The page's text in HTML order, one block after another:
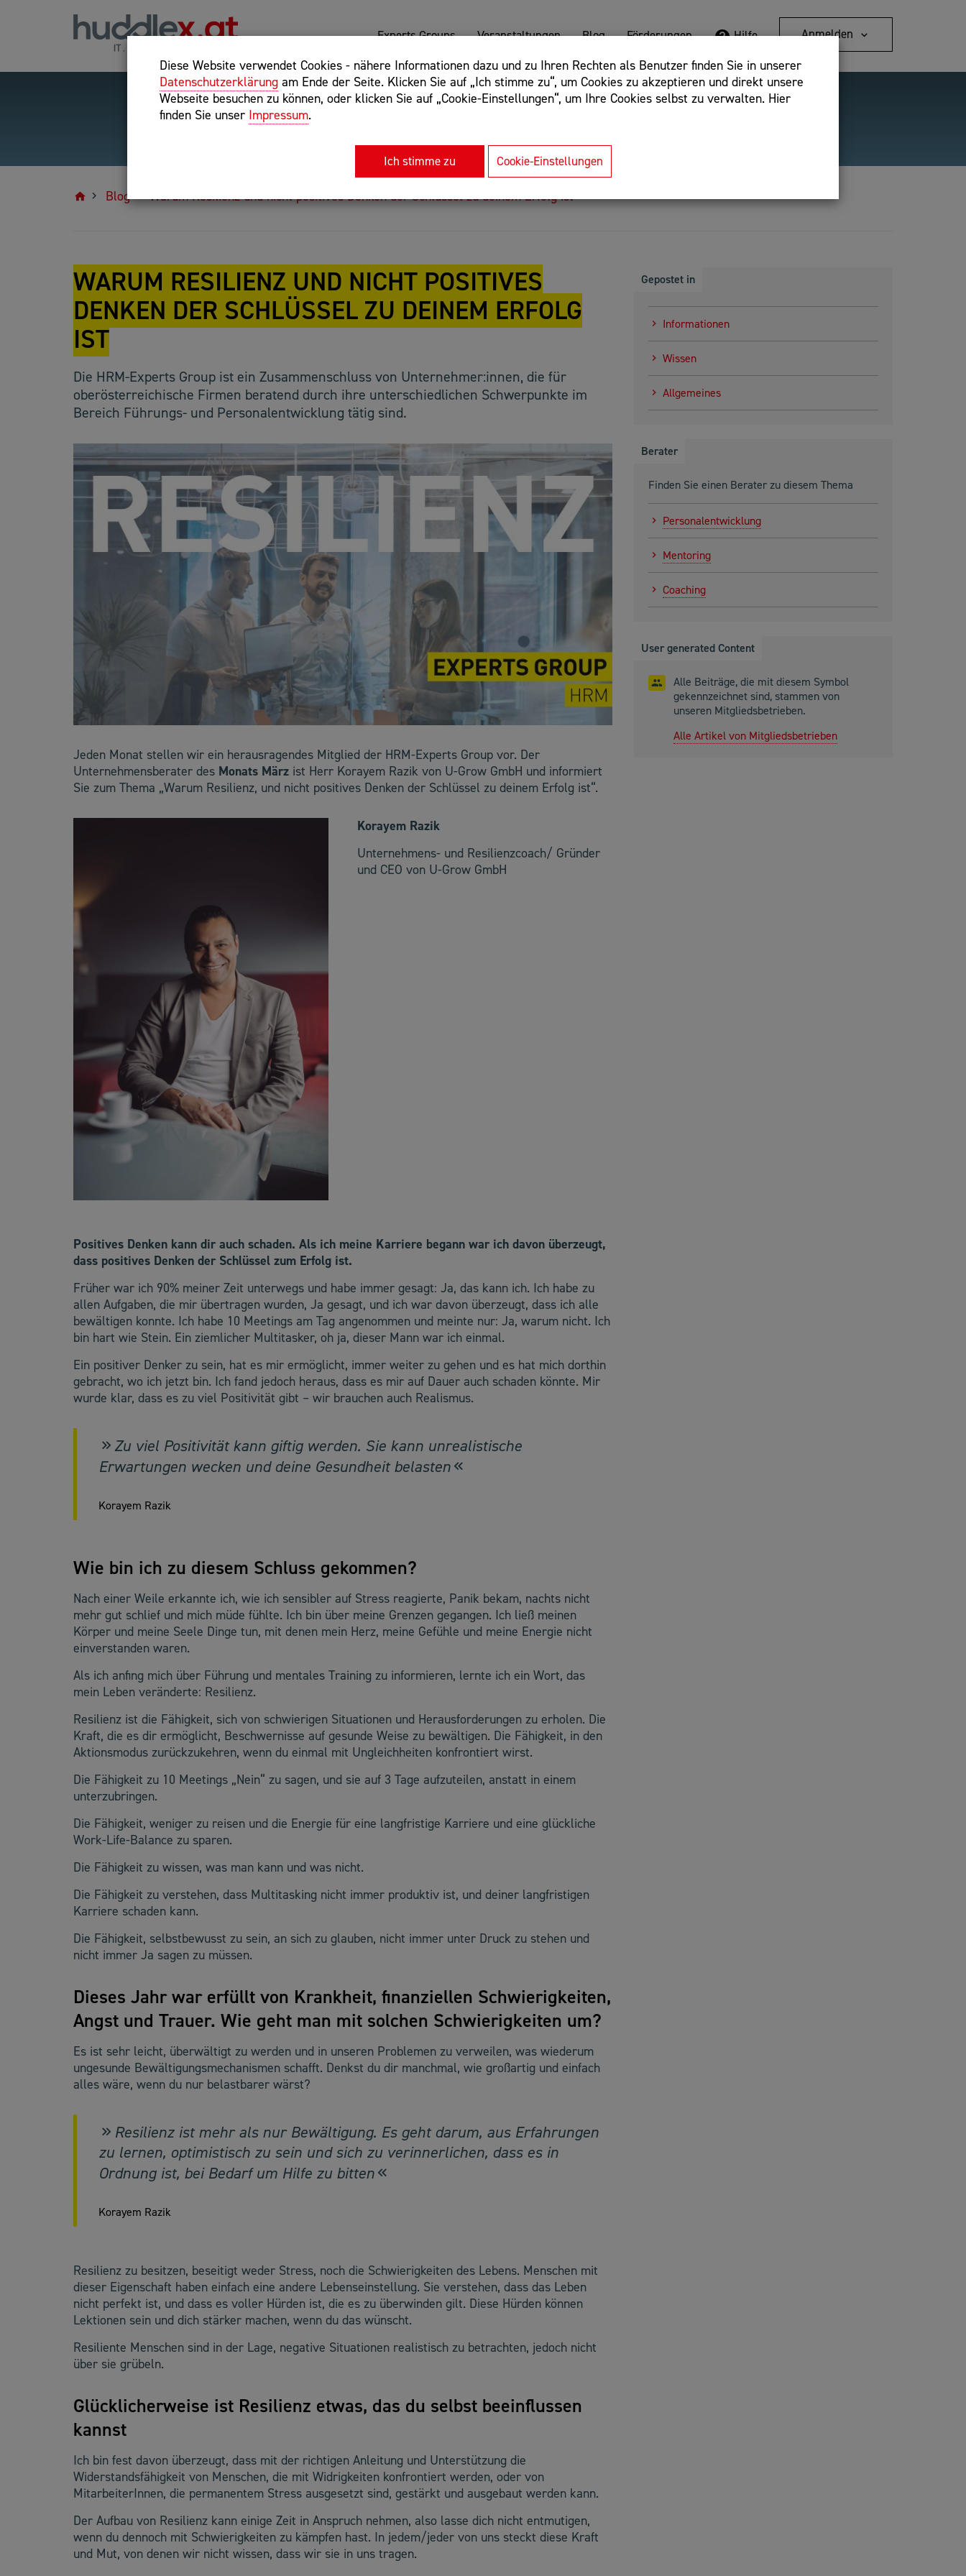
Diese Website verwendet Cookies - nähere Informationen dazu und zu Ihren Rechten als Benutzer finden Sie in unserer
Datenschutzerklärung am Ende der Seite. Klicken Sie auf „Ich stimme zu“, um Cookies zu akzeptieren und direkt unsere
Webseite besuchen zu können, oder klicken Sie auf „Cookie-Einstellungen“, um Ihre Cookies selbst zu verwalten. Hier
finden Sie unser Impressum.
Ich stimme zu Cookie-Einstellungen
Experts Groups Veranstaltungen Blog Förderungen Hilfe Anmelden
Hilfreiche Suchparameter: Begriff einschließen: +webshop, Begriff ausschließen: -webshop,
Exakter Suchbegriff: "internet of things"
Detailsuche
Blog Warum Resilienz und nicht positives Denken der Schlüssel zu deinem Erfolg ist
WARUM RESILIENZ UND NICHT POSITIVES
DENKEN DER SCHLÜSSEL ZU DEINEM ERFOLG
IST
Die HRM-Experts Group ist ein Zusammenschluss von Unternehmer:innen, die für
oberösterreichische Firmen beratend durch ihre unterschiedlichen Schwerpunkte im
Bereich Führungs- und Personalentwicklung tätig sind.
Jeden Monat stellen wir ein herausragendes Mitglied der HRM-Experts Group vor. Der
Unternehmensberater des Monats März ist Herr Korayem Razik von U-Grow GmbH und informiert
Sie zum Thema „Warum Resilienz, und nicht positives Denken der Schlüssel zu deinem Erfolg ist“.
Korayem Razik
Unternehmens- und Resilienzcoach/ Gründer
und CEO von U-Grow GmbH
Positives Denken kann dir auch schaden. Als ich meine Karriere begann war ich davon überzeugt,
dass positives Denken der Schlüssel zum Erfolg ist.
Früher war ich 90% meiner Zeit unterwegs und habe immer gesagt: Ja, das kann ich. Ich habe zu
allen Aufgaben, die mir übertragen wurden, Ja gesagt, und ich war davon überzeugt, dass ich alle
bewältigen konnte. Ich habe 10 Meetings am Tag angenommen und meinte nur: Ja, warum nicht. Ich
bin hart wie Stein. Ein ziemlicher Multitasker, oh ja, dieser Mann war ich einmal.
Ein positiver Denker zu sein, hat es mir ermöglicht, immer weiter zu gehen und es hat mich dorthin
gebracht, wo ich jetzt bin. Ich fand jedoch heraus, dass es mir auf Dauer auch schaden könnte. Mir
wurde klar, dass es zu viel Positivität gibt – wir brauchen auch Realismus.
Zu viel Positivität kann giftig werden. Sie kann unrealistische
Erwartungen wecken und deine Gesundheit belasten
Korayem Razik
Wie bin ich zu diesem Schluss gekommen?
Nach einer Weile erkannte ich, wie ich sensibler auf Stress reagierte, Panik bekam, nachts nicht
mehr gut schlief und mich müde fühlte. Ich bin über meine Grenzen gegangen. Ich ließ meinen
Körper und meine Seele Dinge tun, mit denen mein Herz, meine Gefühle und meine Energie nicht
einverstanden waren.
Als ich anfing mich über Führung und mentales Training zu informieren, lernte ich ein Wort, das
mein Leben veränderte: Resilienz.
Resilienz ist die Fähigkeit, sich von schwierigen Situationen und Herausforderungen zu erholen. Die
Kraft, die es dir ermöglicht, Beschwernisse auf gesunde Weise zu bewältigen. Die Fähigkeit, in den
Aktionsmodus zurückzukehren, wenn du einmal mit Ungleichheiten konfrontiert wirst.
Die Fähigkeit zu 10 Meetings „Nein“ zu sagen, und sie auf 3 Tage aufzuteilen, anstatt in einem
unterzubringen.
Die Fähigkeit, weniger zu reisen und die Energie für eine langfristige Karriere und eine glückliche
Work-Life-Balance zu sparen.
Die Fähigkeit zu wissen, was man kann und was nicht.
Die Fähigkeit zu verstehen, dass Multitasking nicht immer produktiv ist, und deiner langfristigen
Karriere schaden kann.
Die Fähigkeit, selbstbewusst zu sein, an sich zu glauben, nicht immer unter Druck zu stehen und
nicht immer Ja sagen zu müssen.
Dieses Jahr war erfüllt von Krankheit, finanziellen Schwierigkeiten,
Angst und Trauer. Wie geht man mit solchen Schwierigkeiten um?
Es ist sehr leicht, überwältigt zu werden und in unseren Problemen zu verweilen, was wiederum
ungesunde Bewältigungsmechanismen schafft. Denkst du dir manchmal, wie großartig und einfach
alles wäre, wenn du nur belastbarer wärst?
Resilienz ist mehr als nur Bewältigung. Es geht darum, aus Erfahrungen
zu lernen, optimistisch zu sein und sich zu verinnerlichen, dass es in
Ordnung ist, bei Bedarf um Hilfe zu bitten
Korayem Razik
Resilienz zu besitzen, beseitigt weder Stress, noch die Schwierigkeiten des Lebens. Menschen mit
dieser Eigenschaft haben einfach eine andere Lebenseinstellung. Sie verstehen, dass das Leben
nicht perfekt ist, und dass es voller Hürden ist, die es zu überwinden gilt. Diese Hürden können
Lektionen sein und dich stärker machen, wenn du das wünscht.
Resiliente Menschen sind in der Lage, negative Situationen realistisch zu betrachten, jedoch nicht
über sie grübeln.
Glücklicherweise ist Resilienz etwas, das du selbst beeinflussen
kannst
Ich bin fest davon überzeugt, dass mit der richtigen Anleitung und Unterstützung die
Widerstandsfähigkeit von Menschen, die mit Widrigkeiten konfrontiert werden, oder von
MitarbeiterInnen, die permanentem Stress ausgesetzt sind, gestärkt und ausgebaut werden kann.
Der Aufbau von Resilienz kann einige Zeit in Anspruch nehmen, also lasse dich nicht entmutigen,
wenn du dennoch mit Schwierigkeiten zu kämpfen hast. In jedem/jeder von uns steckt diese Kraft
und Mut, von denen wir nicht wissen, dass wir sie in uns tragen.
Gepostet in
Informationen
Wissen
Allgemeines
Berater
Finden Sie einen Berater zu diesem Thema
Personalentwicklung
Mentoring
Coaching
User generated Content
Alle Beiträge, die mit diesem Symbol
gekennzeichnet sind, stammen von
unseren Mitgliedsbetrieben.
Alle Artikel von Mitgliedsbetrieben